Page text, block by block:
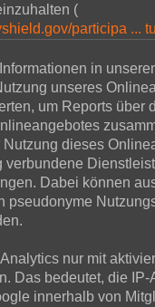
(
participa ...
in
unseres
um Reports über
Nutzung dieses
verbundene
Dabei können
pseudonyme
nur mit
Das bedeutet, die IP-
innerhalb von